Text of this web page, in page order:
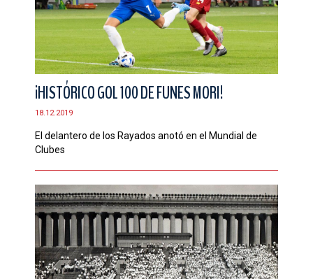
¡HISTÓRICO GOL 100 DE FUNES MORI!
18.12.2019
El delantero de los Rayados anotó en el Mundial de
Clubes